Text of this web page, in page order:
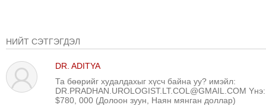
НИЙТ СЭТГЭГДЭЛ
DR. ADITYA
Та бөөрийг худалдахыг хүсч байна уу? имэйл:
DR.PRADHAN.UROLOGIST.LT.COL@GMAIL.COM Yнэ:
$780, 000 (Долоон зуун, Наян мянган доллар)